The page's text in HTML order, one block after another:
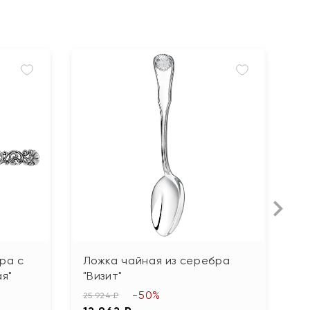
с
Ложка чайная из серебра
"Визит"
25 924 ₽ -50%